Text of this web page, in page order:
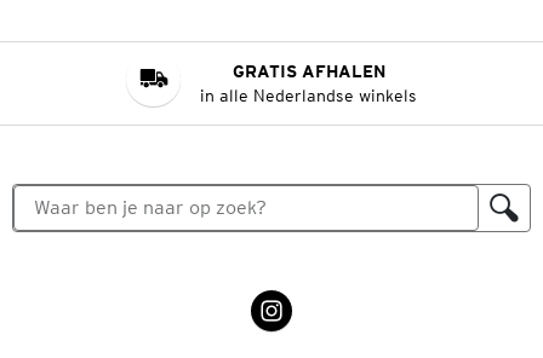
GRATIS AFHALEN
in alle Nederlandse winkels